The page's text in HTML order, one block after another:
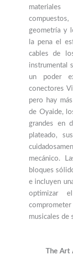
geometría y
la pena el
cables de
instrumental
un poder
conectores
pero hay
de Oyaide,
grandes en
plateado,
mecánico.
bloques
e incluyen
optimizar
musicales de
The Art